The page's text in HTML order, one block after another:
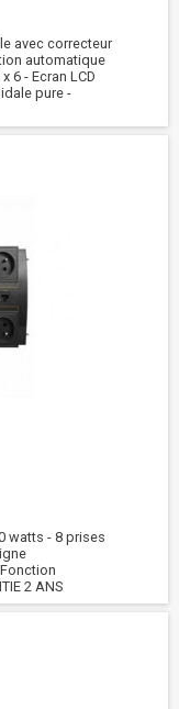
avec correcteur
automatique
6 - Ecran LCD
pure -
watts - 8 prises
2 ANS